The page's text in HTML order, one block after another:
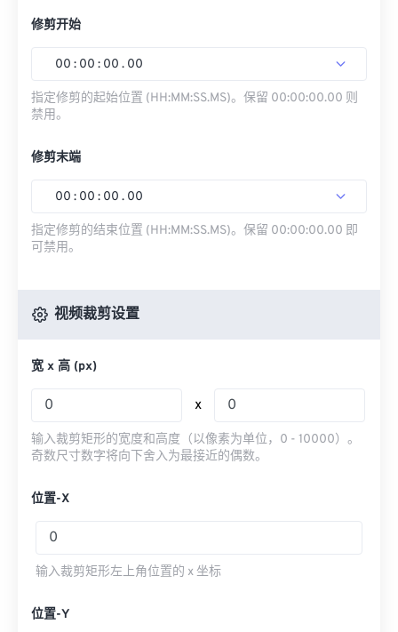
修剪开始
00 : 00 : 00 . 00
指定修剪的起始位置 (HH:MM:SS.MS)。保留 00:00:00.00 则
禁用。
修剪末端
00 : 00 : 00 . 00
指定修剪的结束位置 (HH:MM:SS.MS)。保留 00:00:00.00 即
可禁用。
视频裁剪设置
宽 x 高 (px)
x
输入裁剪矩形的宽度和高度（以像素为单位，0 - 10000）。
奇数尺寸数字将向下舍入为最接近的偶数。
位置-X
输入裁剪矩形左上角位置的 x 坐标
位置-Y